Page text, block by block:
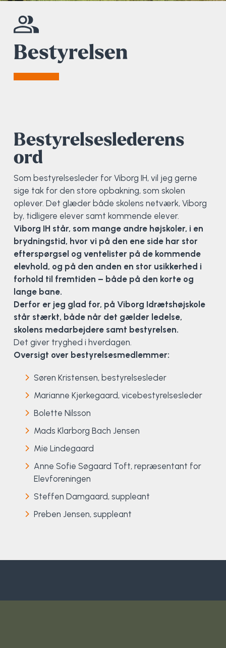
Bestyrelsen
Bestyrelseslederens
ord
Som bestyrelsesleder for Viborg IH, vil jeg gerne
sige tak for den store opbakning, som skolen
oplever. Det glæder både skolens netværk, Viborg
by, tidligere elever samt kommende elever.
Viborg IH står, som mange andre højskoler, i en
brydningstid, hvor vi på den ene side har stor
efterspørgsel og ventelister på de kommende
elevhold, og på den anden en stor usikkerhed i
forhold til fremtiden – både på den korte og
lange bane.
Derfor er jeg glad for, på Viborg Idrætshøjskole
står stærkt, både når det gælder ledelse,
skolens medarbejdere samt bestyrelsen.
Det giver tryghed i hverdagen.
Oversigt over bestyrelsesmedlemmer:
Søren Kristensen, bestyrelsesleder
Marianne Kjerkegaard, vicebestyrelsesleder
Bolette Nilsson
Mads Klarborg Bach Jensen
Mie Lindegaard
Anne Sofie Søgaard Toft, repræsentant for
Elevforeningen
Steffen Damgaard, suppleant
Preben Jensen, suppleant
Elevportræt
Brochure
Priser
Fitness
Fodbold
Friluftsliv
Hiphop
HYROX
Kajak
Klatring
Løb
OCR
Padel
Pardans
Ski & snowboard
Spring
Styrketræning
Surf
Volleyball
Organisk værksted
Sportsmassør
Strik og Hækling
Køn, krop og seksualitet
Politi-teori
Ro på
Projektleder
Sportsmassør
Træner- og lederakademi
OCR i Spanien
Skitur til Norge
Surf i Marokko
Mille Sigsgaard Christensen
Peter Fuglsang
Thomas Skovgaard
Viborg Elitehold